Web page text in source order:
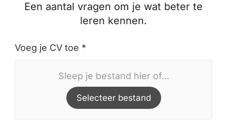
Een aantal vragen om je wat beter te
leren kennen.
Voeg je CV toe *
Sleep je bestand hier of...
Selecteer bestand